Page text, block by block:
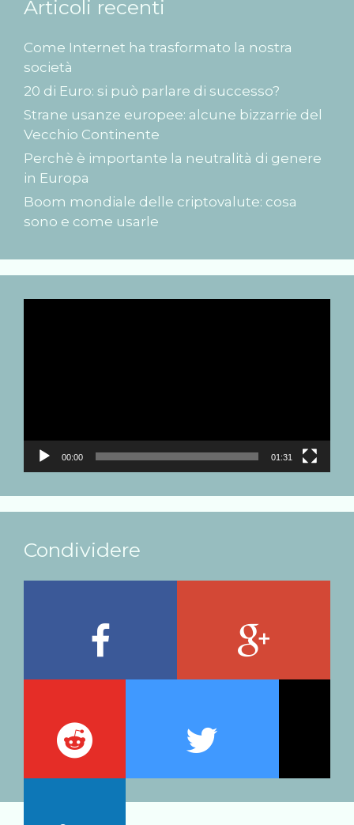
Articoli recenti
Come Internet ha trasformato la nostra
società
20 di Euro: si può parlare di successo?
Strane usanze europee: alcune bizzarrie del
Vecchio Continente
Perchè è importante la neutralità di genere
in Europa
Boom mondiale delle criptovalute: cosa
sono e come usarle
00:00 01:31
Condividere